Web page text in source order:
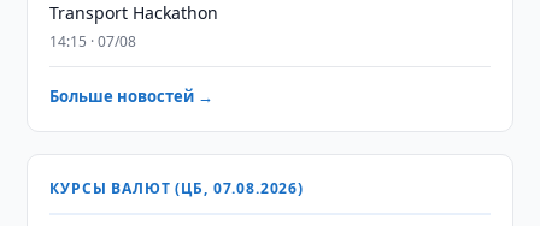
Transport Hackathon
14:15 · 07/08
Больше новостей →
КУРСЫ ВАЛЮТ (ЦБ, 07.08.2026)